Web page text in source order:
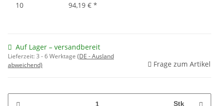
10
94,19 € *
Auf Lager – versandbereit
Lieferzeit:3 - 6 Werktage (DE - Ausland
abweichend)
Frage zum Artikel
Stk